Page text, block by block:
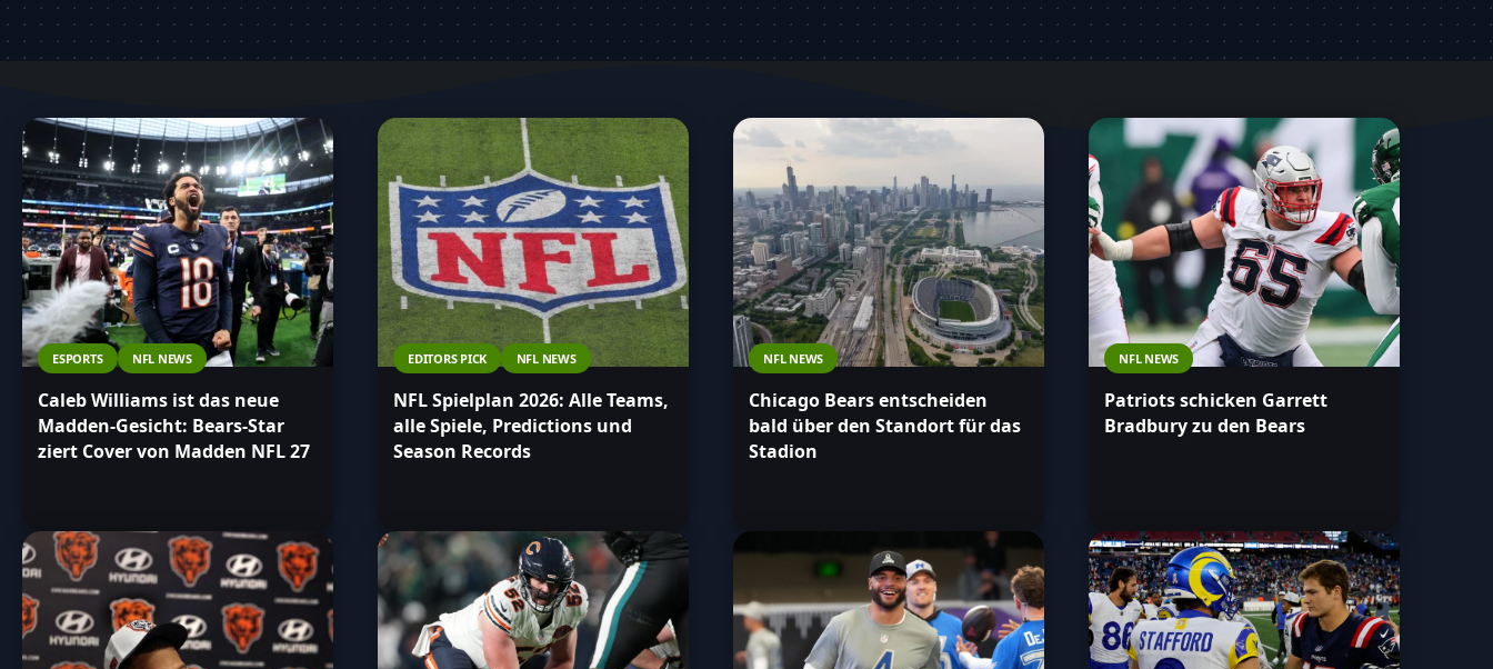
Artikel und bleibe stets auf dem neuesten Stand über alles, was das Team und seine
Fans bewegt.
ESPORTS NFL NEWS
Caleb Williams ist das neue
Madden-Gesicht: Bears-Star
ziert Cover von Madden NFL 27
EDITORS PICK NFL NEWS
NFL Spielplan 2026: Alle Teams,
alle Spiele, Predictions und
Season Records
NFL NEWS
Chicago Bears entscheiden
bald über den Standort für das
Stadion
NFL NEWS
Patriots schicken Garrett
Bradbury zu den Bears